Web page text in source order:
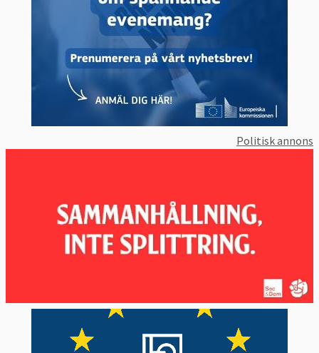
Vart femte år tillsätts en ny kommission av
Europaparlamentet. Den nuvarande
kommissionen där Ursula von der Leyen är
ordförande sitter till den 31 oktober 2029.
När en ny kommission ska väljas föreslår
medlemsländerna sina egna kandidater. När
parlamentet godkänt kommissionens
måste godkännas av Europaparlamentet.
Europaparlamentet kan också avsätta EU-
kommissionen.
Kommissionen har sitt säte i Bryssel, men
den har också verksamhet i Luxemburg, och
även representationskontor i alla
medlemsländer, samt i många länder
Politisk annons